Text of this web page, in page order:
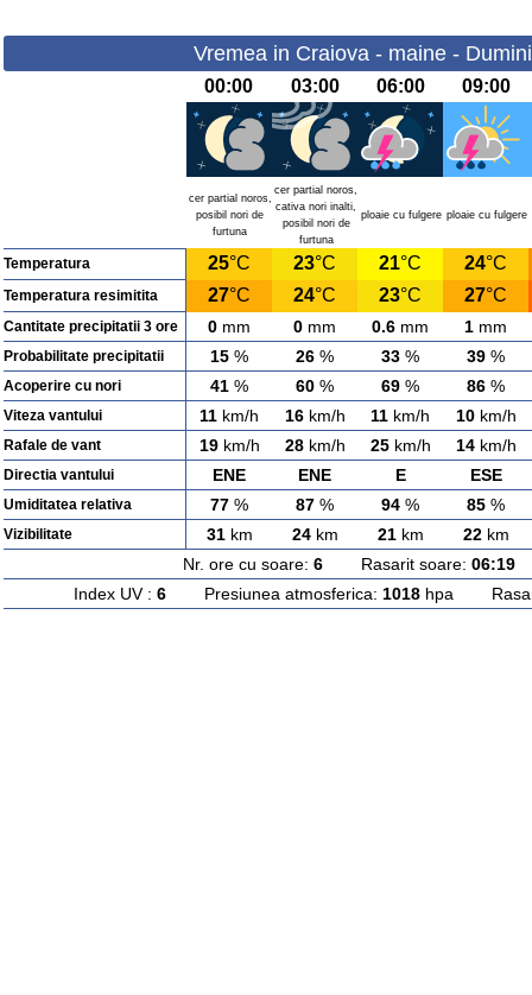
Vremea in Craiova - maine -
00:00 03:00 06:00 09:00
cer partial noros,
posibil nori de
furtuna
cer partial noros,
cativa nori inalti,
posibil nori de
furtuna
ploaie cu fulgere ploaie cu fulgere
Temperatura 25°C 23°C 21°C 24°C
Temperatura resimitita 27°C 24°C 23°C 27°C
Cantitate precipitatii 3 ore 0 mm 0 mm 0.6 mm 1 mm
Probabilitate precipitatii 15 % 26 % 33 % 39 %
Acoperire cu nori 41 % 60 % 69 % 86 %
Viteza vantului 11 km/h 16km/h 11 km/h 10km/h
Rafale de vant 19km/h 28km/h 25km/h 14km/h
Directia vantului ENE ENE E ESE
Umiditatea relativa 77 % 87 % 94 % 85 %
Vizibilitate 31km 24km 21km 22km
Nr. ore cu soare: 6Rasarit soare: 06:19
Index UV : 6Presiunea atmosferica: 1018hpa